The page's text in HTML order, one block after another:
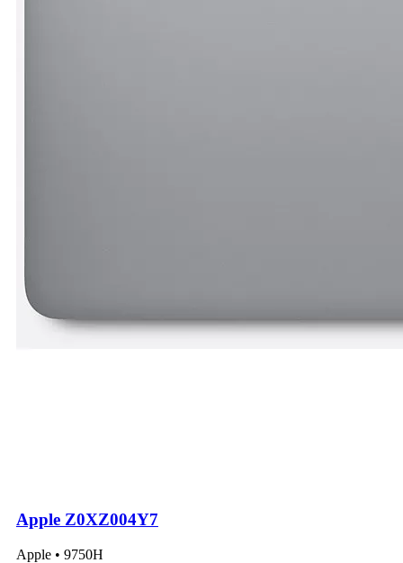
Apple Z0XZ004Y7
Apple • 9750H